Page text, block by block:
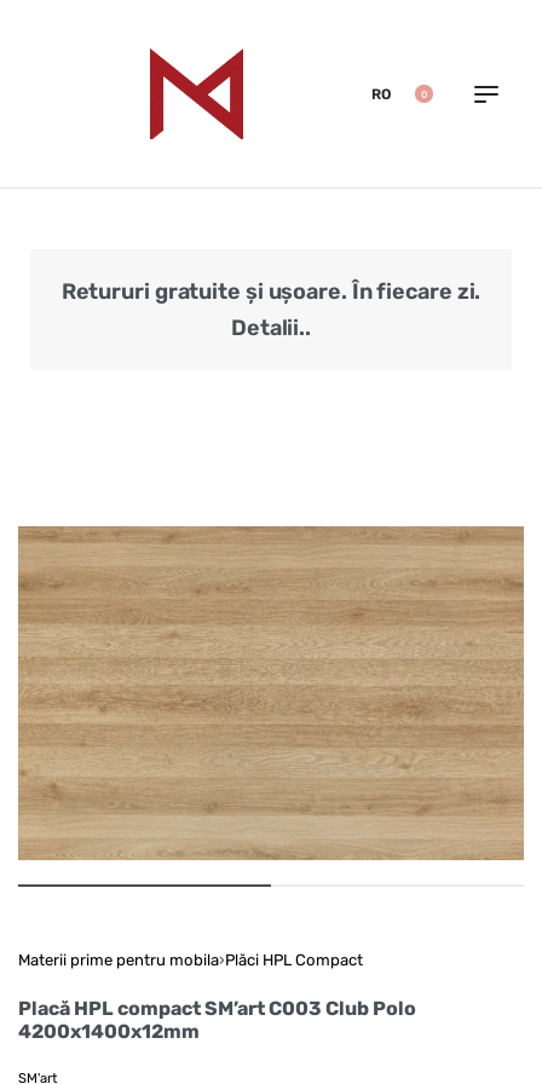
RO 0
Retururi gratuite și ușoare. În fiecare zi.
Detalii..
Materii prime pentru mobila›Plăci HPL Compact
Placă HPL compact SM’art C003 Club Polo
4200x1400x12mm
SM'art